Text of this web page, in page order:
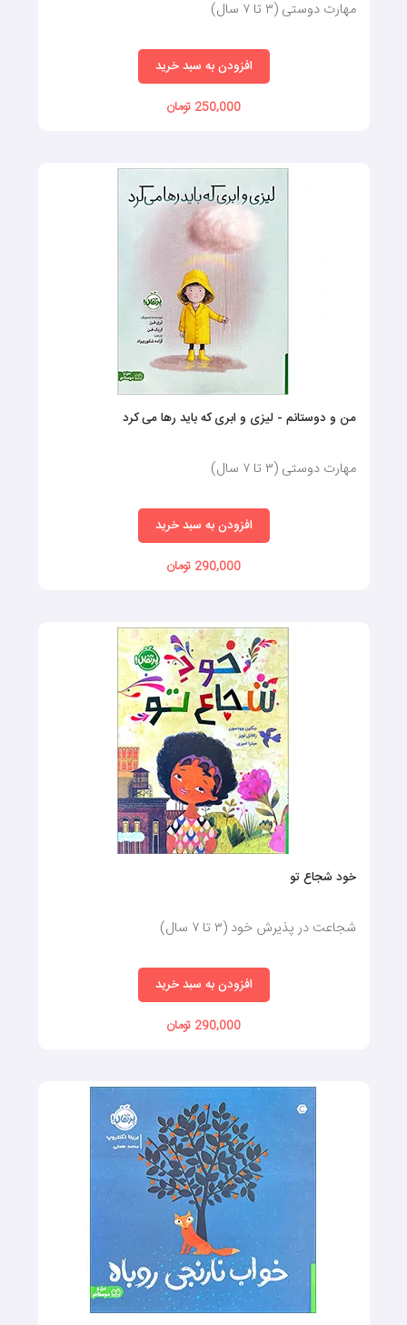
مهارت دوستی (٣ تا ٧ سال)
افزودن به سبد خرید
250,000 تومان
من و دوستانم - لیزی و ابری که باید رها می کرد
مهارت دوستی (٣ تا ٧ سال)
افزودن به سبد خرید
290,000 تومان
خود شجاع تو
شجاعت در پذیرش خود (٣ تا ٧ سال)
افزودن به سبد خرید
290,000 تومان